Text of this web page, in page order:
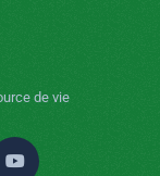
de vie